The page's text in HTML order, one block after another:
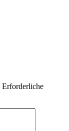
Erforderliche